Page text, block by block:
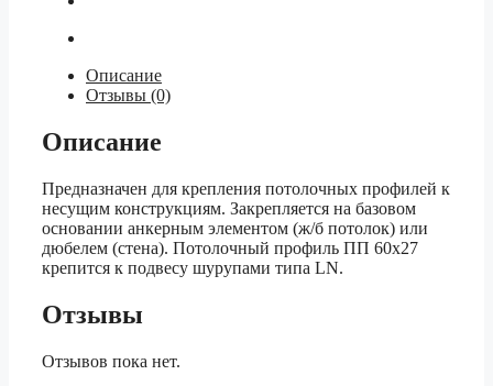
Описание
Отзывы (0)
Описание
Предназначен для крепления потолочных профилей к
несущим конструкциям. Закрепляется на базовом
основании анкерным элементом (ж/б потолок) или
дюбелем (стена). Потолочный профиль ПП 60х27
крепится к подвесу шурупами типа LN.
Отзывы
Отзывов пока нет.